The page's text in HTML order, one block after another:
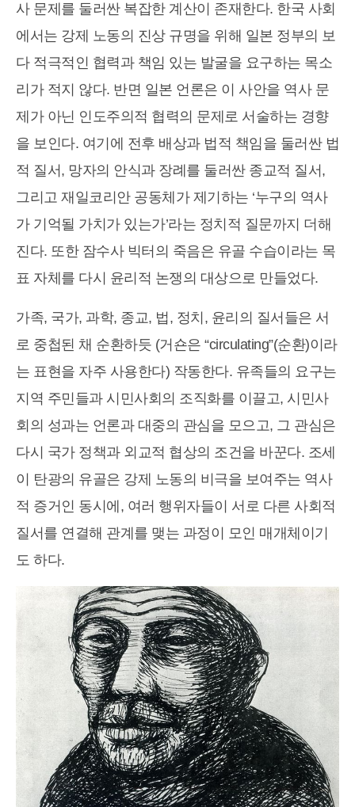
사 문제를 둘러싼 복잡한 계산이 존재한다. 한국 사회
에서는 강제 노동의 진상 규명을 위해 일본 정부의 보
다 적극적인 협력과 책임 있는 발굴을 요구하는 목소
리가 적지 않다. 반면 일본 언론은 이 사안을 역사 문
제가 아닌 인도주의적 협력의 문제로 서술하는 경향
을 보인다. 여기에 전후 배상과 법적 책임을 둘러싼 법
적 질서, 망자의 안식과 장례를 둘러싼 종교적 질서,
그리고 재일코리안 공동체가 제기하는 ‘누구의 역사
가 기억될 가치가 있는가’라는 정치적 질문까지 더해
진다. 또한 잠수사 빅터의 죽음은 유골 수습이라는 목
표 자체를 다시 윤리적 논쟁의 대상으로 만들었다.
가족, 국가, 과학, 종교, 법, 정치, 윤리의 질서들은 서
로 중첩된 채 순환하듯 (거숀은 “circulating”(순환)이라
는 표현을 자주 사용한다) 작동한다. 유족들의 요구는
지역 주민들과 시민사회의 조직화를 이끌고, 시민사
회의 성과는 언론과 대중의 관심을 모으고, 그 관심은
다시 국가 정책과 외교적 협상의 조건을 바꾼다. 조세
이 탄광의 유골은 강제 노동의 비극을 보여주는 역사
적 증거인 동시에, 여러 행위자들이 서로 다른 사회적
질서를 연결해 관계를 맺는 과정이 모인 매개체이기
도 하다.